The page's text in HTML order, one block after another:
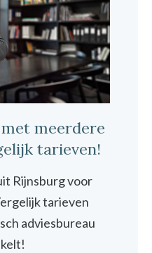
meerdere
tarieven!
Rijnsburg voor
tarieven
adviesbureau